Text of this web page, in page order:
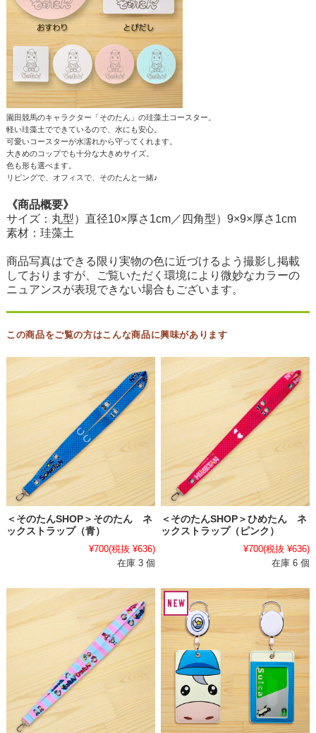
園田競馬のキャラクター「そのたん」の珪藻土コースター。
軽い珪藻土でできているので、水にも安心。
可愛いコースターが水濡れから守ってくれます。
大きめのコップでも十分な大きめサイズ。
色も形も選べます。
リビングで、オフィスで、そのたんと一緒♪
《商品概要》
サイズ：丸型）直径10×厚さ1cm／四角型）9×9×厚さ1cm
素材：珪藻土
商品写真はできる限り実物の色に近づけるよう撮影し掲載
しておりますが、ご覧いただく環境により微妙なカラーの
ニュアンスが表現できない場合もございます。
この商品をご覧の方はこんな商品に興味があります
＜そのたんSHOP＞そのたん ネ
ックストラップ（青）
¥700(税抜 ¥636)
在庫 3 個
＜そのたんSHOP＞ひめたん ネ
ックストラップ（ピンク）
¥700(税抜 ¥636)
在庫 6 個